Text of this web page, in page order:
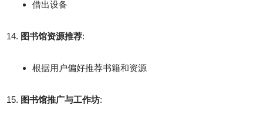
借出设备
图书馆资源推荐:
根据用户偏好推荐书籍和资源
图书馆推广与工作坊: